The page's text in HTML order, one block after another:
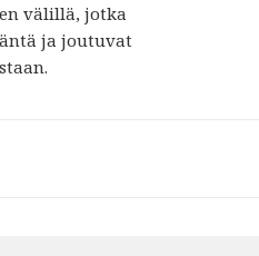
välillä, jotka
ja joutuvat